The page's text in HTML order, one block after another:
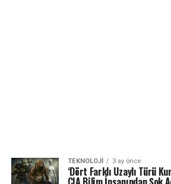
TEKNOLOJI 3 ay önce
‘Dört Farklı Uzaylı Türü